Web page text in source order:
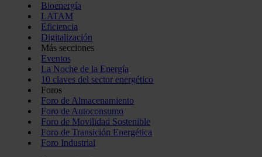
Bioenergía
LATAM
Eficiencia
Digitalización
Más secciones
Eventos
La Noche de la Energía
10 claves del sector energético
Foros
Foro de Almacenamiento
Foro de Autoconsumo
Foro de Movilidad Sostenible
Foro de Transición Energética
Foro Industrial